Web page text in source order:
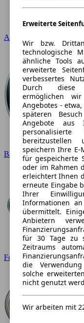
Audi
BMW
Ford
Erweiterte
Wir bzw.
technologische
ähnliche Tools
erweiterte
verbessertes
Durch diese
ermöglichen
Angebotes -
späteren
Angebote aus
speichern Ihre E-
für gespeicherte
oder im Rahmen
erleichtert Ihnen
erneute Eingabe
Ihrer
Informationen
übermittelt.
Anbietern
für 30 Tage zu
Zeitraums
die
solche
nicht genutzt
Wir arbeiten mit